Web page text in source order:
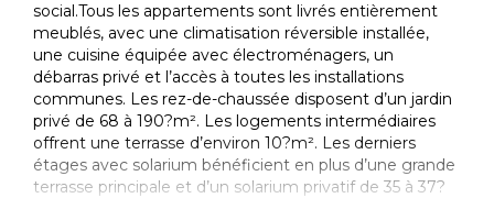
social.Tous les appartements sont livrés entièrement
meublés, avec une climatisation réversible installée,
une cuisine équipée avec électroménagers, un
débarras privé et l’accès à toutes les installations
communes. Les rez-de-chaussée disposent d’un jardin
privé de 68 à 190?m². Les logements intermédiaires
offrent une terrasse d’environ 10?m². Les derniers
étages avec solarium bénéficient en plus d’une grande
terrasse principale et d’un solarium privatif de 35 à 37?